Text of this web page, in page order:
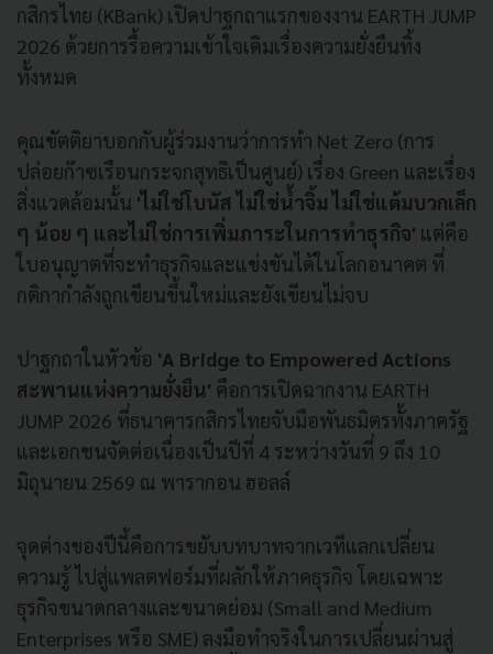
กสิกรไทย (KBank) เปิดปาฐกถาแรกของงาน EARTH JUMP
2026 ด้วยการรื้อความเข้าใจเดิมเรื่องความยั่งยืนทิ้ง
ทั้งหมด
คุณขัตติยาบอกกับผู้ร่วมงานว่าการทำ Net Zero (การ
ปล่อยก๊าซเรือนกระจกสุทธิเป็นศูนย์) เรื่อง Green และเรื่อง
สิ่งแวดล้อมนั้น 'ไม่ใช่โบนัส ไม่ใช่น้ำจิ้ม ไม่ใช่แต้มบวกเล็ก
ๆ น้อย ๆ และไม่ใช่การเพิ่มภาระในการทำธุรกิจ' แต่คือ
ใบอนุญาตที่จะทำธุรกิจและแข่งขันได้ในโลกอนาคต ที่
กติกากำลังถูกเขียนขึ้นใหม่และยังเขียนไม่จบ
ปาฐกถาในหัวข้อ 'A Bridge to Empowered Actions
สะพานแห่งความยั่งยืน' คือการเปิดฉากงาน EARTH
JUMP 2026 ที่ธนาคารกสิกรไทยจับมือพันธมิตรทั้งภาครัฐ
และเอกชนจัดต่อเนื่องเป็นปีที่ 4 ระหว่างวันที่ 9 ถึง 10
มิถุนายน 2569 ณ พารากอน ฮอลล์
จุดต่างของปีนี้คือการขยับบทบาทจากเวทีแลกเปลี่ยน
ความรู้ ไปสู่แพลตฟอร์มที่ผลักให้ภาคธุรกิจ โดยเฉพาะ
ธุรกิจขนาดกลางและขนาดย่อม (Small and Medium
Enterprises หรือ SME) ลงมือทำจริงในการเปลี่ยนผ่านสู่